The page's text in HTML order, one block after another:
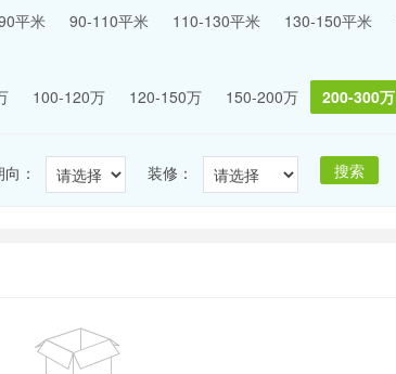
平米
90-110平米 110-130平米 130-150平米
100-120万 120-150万 150-200万 200-300万
： 装修： 搜索